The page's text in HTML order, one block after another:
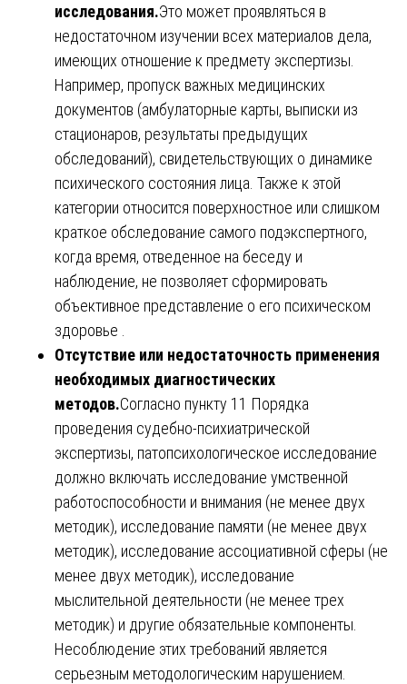
исследования.Это может проявляться в
недостаточном изучении всех материалов дела,
имеющих отношение к предмету экспертизы.
Например, пропуск важных медицинских
документов (амбулаторные карты, выписки из
стационаров, результаты предыдущих
обследований), свидетельствующих о динамике
психического состояния лица. Также к этой
категории относится поверхностное или слишком
краткое обследование самого подэкспертного,
когда время, отведенное на беседу и
наблюдение, не позволяет сформировать
объективное представление о его психическом
здоровье .
Отсутствие или недостаточность применения
необходимых диагностических
методов.Согласно пункту 11 Порядка
проведения судебно-психиатрической
экспертизы, патопсихологическое исследование
должно включать исследование умственной
работоспособности и внимания (не менее двух
методик), исследование памяти (не менее двух
методик), исследование ассоциативной сферы (не
менее двух методик), исследование
мыслительной деятельности (не менее трех
методик) и другие обязательные компоненты.
Несоблюдение этих требований является
серьезным методологическим нарушением.